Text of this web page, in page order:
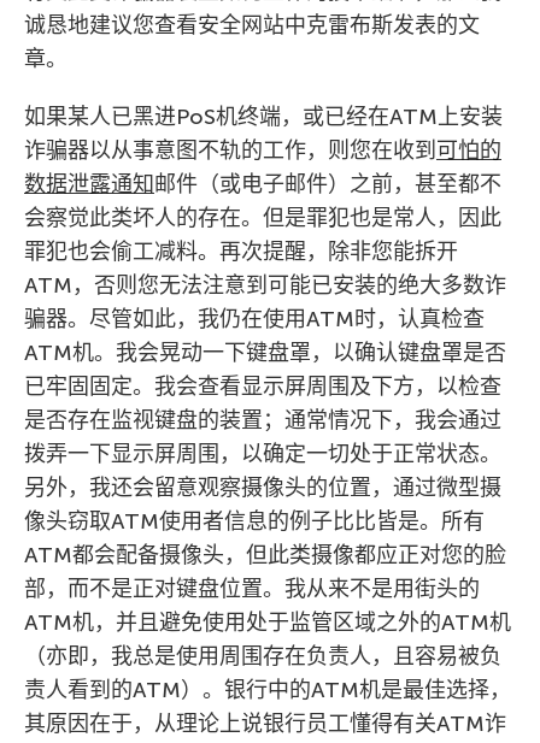
诚恳地建议您查看安全网站中克雷布斯发表的文
章。
如果某人已黑进PoS机终端，或已经在ATM上安装
诈骗器以从事意图不轨的工作，则您在收到 可怕的
数据泄露通知邮件（或电子邮件）之前，甚至都不
会察觉此类坏人的存在。但是罪犯也是常人，因此
罪犯也会偷工减料。再次提醒，除非您能拆开
ATM，否则您无法注意到可能已安装的绝大多数诈
骗器。尽管如此，我仍在使用ATM时，认真检查
ATM机。我会晃动一下键盘罩，以确认键盘罩是否
已牢固固定。我会查看显示屏周围及下方，以检查
是否存在监视键盘的装置；通常情况下，我会通过
拨弄一下显示屏周围，以确定一切处于正常状态。
另外，我还会留意观察摄像头的位置，通过微型摄
像头窃取ATM使用者信息的例子比比皆是。所有
ATM都会配备摄像头，但此类摄像都应正对您的脸
部，而不是正对键盘位置。我从来不是用街头的
ATM机，并且避免使用处于监管区域之外的ATM机
（亦即，我总是使用周围存在负责人，且容易被负
责人看到的ATM）。银行中的ATM机是最佳选择，
其原因在于，从理论上说银行员工懂得有关ATM诈